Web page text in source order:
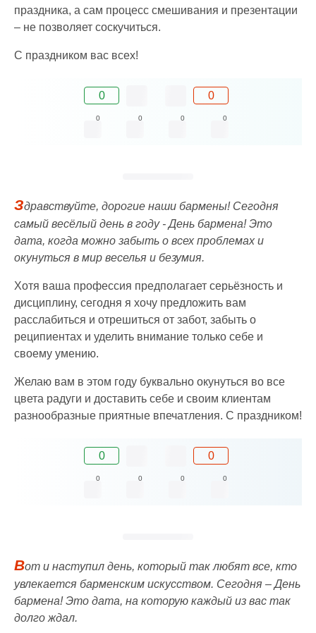
праздника, а сам процесс смешивания и презентации
– не позволяет соскучиться.
С праздником вас всех!
0 0
0 0 0 0
Здравствуйте, дорогие наши бармены! Сегодня
самый весёлый день в году - День бармена! Это
дата, когда можно забыть о всех проблемах и
окунуться в мир веселья и безумия.
Хотя ваша профессия предполагает серьёзность и
дисциплину, сегодня я хочу предложить вам
расслабиться и отрешиться от забот, забыть о
реципиентах и уделить внимание только себе и
своему умению.
Желаю вам в этом году буквально окунуться во все
цвета радуги и доставить себе и своим клиентам
разнообразные приятные впечатления. С праздником!
0 0
0 0 0 0
Вот и наступил день, который так любят все, кто
увлекается барменским искусством. Сегодня – День
бармена! Это дата, на которую каждый из вас так
долго ждал.